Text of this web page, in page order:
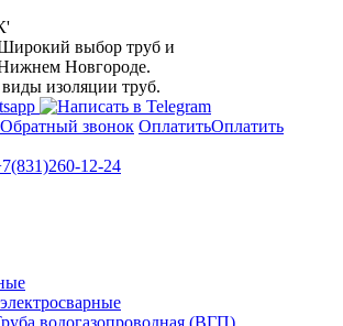
выбор труб и
Новгороде.
изоляции труб.
Обратный звонок ОплатитьОплатить
12-24
водогазопроводная (ВГП)